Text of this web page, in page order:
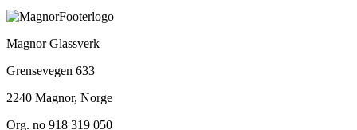
Magnor Glassverk
Grensevegen 633
2240 Magnor, Norge
Org. no 918 319 050